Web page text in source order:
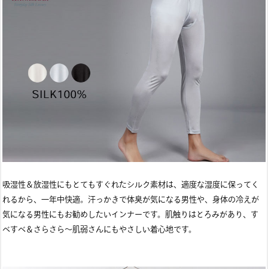
吸湿性＆放湿性にもとてもすぐれたシルク素材は、適度な湿度に保ってく
れるから、一年中快適。汗っかきで体臭が気になる男性や、身体の冷えが
気になる男性にもお勧めしたいインナーです。肌触りはとろみがあり、す
べすべ＆さらさら～肌弱さんにもやさしい着心地です。